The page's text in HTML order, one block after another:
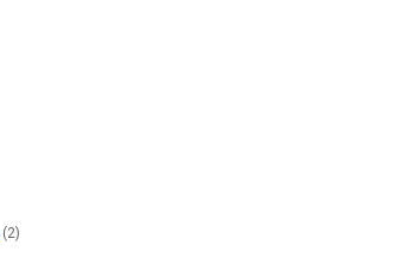
(2)